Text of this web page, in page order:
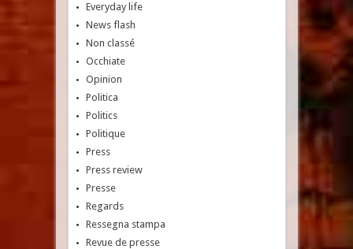
Everyday life
News flash
Non classé
Occhiate
Opinion
Politica
Politics
Politique
Press
Press review
Presse
Regards
Ressegna stampa
Revue de presse